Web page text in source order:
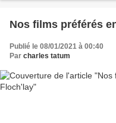
Nos films préférés
Publié le 08/01/2021 à 00:40
Par charles tatum